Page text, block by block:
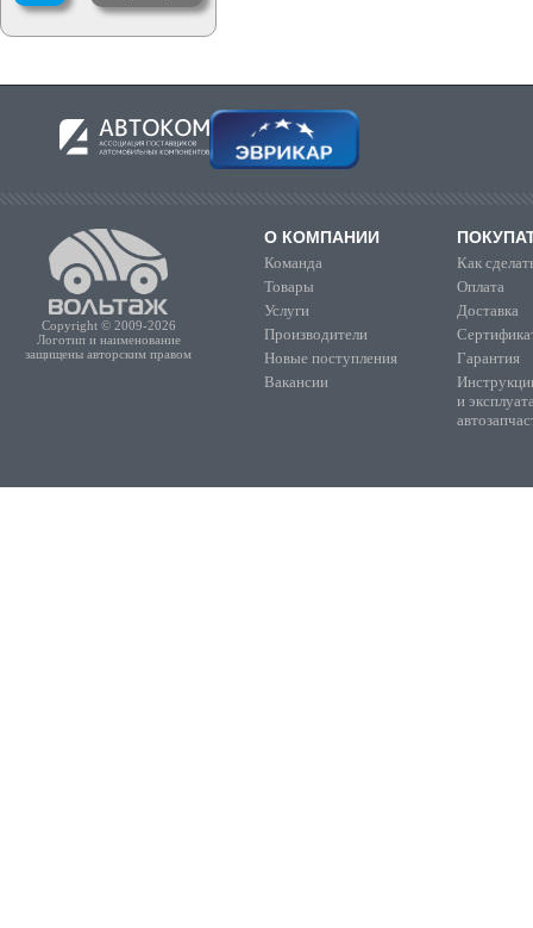
Copyright © 2009-2026
Логотип и наименование
защищены авторским правом
О КОМПАНИИ
Команда
Товары
Услуги
Производители
Новые поступления
Вакансии
Как
Оплата
Доставка
Гарантия
и